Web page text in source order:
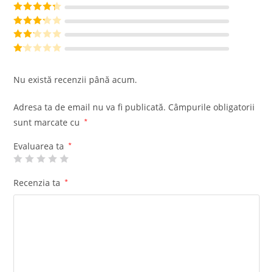
Evaluat la5
din 5
Evaluat la
4din 5
Evaluat
la3din
Evalu
1
n
Nu există recenzii până acum.
Adresa ta de email nu va fi publicată. Câmpurile obligatorii
sunt marcate cu
*
Evaluarea ta *
Recenzia ta *